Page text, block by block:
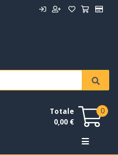
0
Totale
0,00 €